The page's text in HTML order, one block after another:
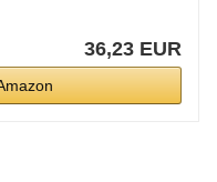
36,23 EUR